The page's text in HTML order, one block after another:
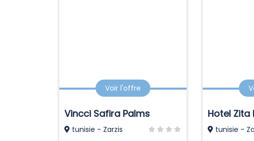
Voir l'offre
Vincci Safira Palms
tunisie - Zarzis
Hotel Zita
tunisie -